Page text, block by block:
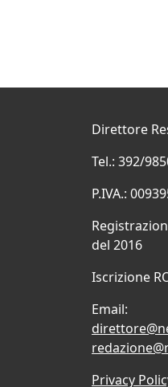
Direttore
Tel.: 392/
P.IVA.:
del 2016
Iscrizione
Email:
Privacy